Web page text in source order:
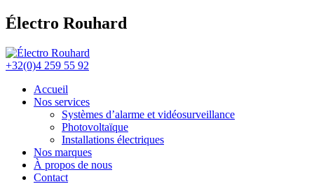
Électro Rouhard
+32(0)4 259 55 92
Accueil
Nos services
Systèmes d’alarme et vidéosurveillance
Photovoltaïque
Installations électriques
Nos marques
À propos de nous
Contact